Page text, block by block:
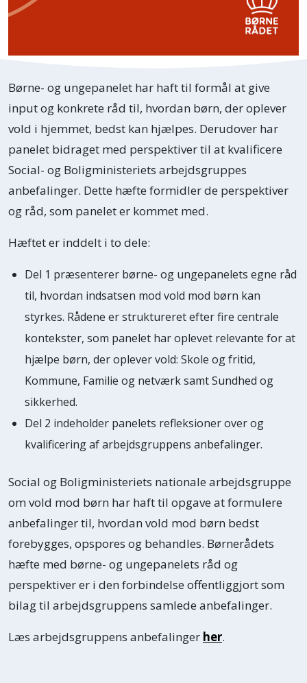
Børne- og ungepanelet har haft til formål at give
input og konkrete råd til, hvordan børn, der oplever
vold i hjemmet, bedst kan hjælpes. Derudover har
panelet bidraget med perspektiver til at kvalificere
Social- og Boligministeriets arbejdsgruppes
anbefalinger. Dette hæfte formidler de perspektiver
og råd, som panelet er kommet med.
Hæftet er inddelt i to dele:
Del 1 præsenterer børne- og ungepanelets egne råd
til, hvordan indsatsen mod vold mod børn kan
styrkes. Rådene er struktureret efter fire centrale
kontekster, som panelet har oplevet relevante for at
hjælpe børn, der oplever vold: Skole og fritid,
Kommune, Familie og netværk samt Sundhed og
sikkerhed.
Del 2 indeholder panelets refleksioner over og
kvalificering af arbejdsgruppens anbefalinger.
Social og Boligministeriets nationale arbejdsgruppe
om vold mod børn har haft til opgave at formulere
anbefalinger til, hvordan vold mod børn bedst
forebygges, opspores og behandles. Børnerådets
hæfte med børne- og ungepanelets råd og
perspektiver er i den forbindelse offentliggjort som
bilag til arbejdsgruppens samlede anbefalinger.
Læs arbejdsgruppens anbefalinger her.